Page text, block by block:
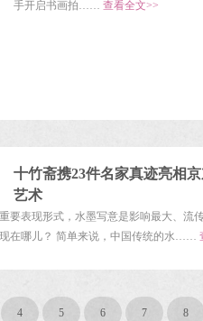
手开启书画拍…… 查看全文>>
十竹斋携23件名家真迹亮相
艺术
要表现形式，水墨写意是影响最大、流
在哪儿？ 简单来说，中国传统的水……
4 5 6 7 8